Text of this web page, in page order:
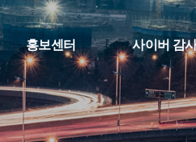
홍보센터 사이버 감